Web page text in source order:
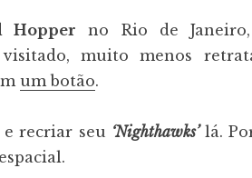
Hopper no Rio de
muito menos
um botão.
recriar seu ‘Nighthawks’ lá.